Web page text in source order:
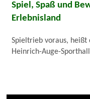
Spiel, Spaß und
Erlebnisland
Spieltrieb voraus,
Heinrich-Auge-